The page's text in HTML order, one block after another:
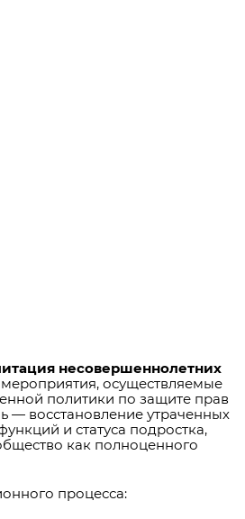
несовершеннолетних
осуществляемые
политики по защите прав
— восстановление утраченных
и статуса подростка,
как полноценного
процесса: